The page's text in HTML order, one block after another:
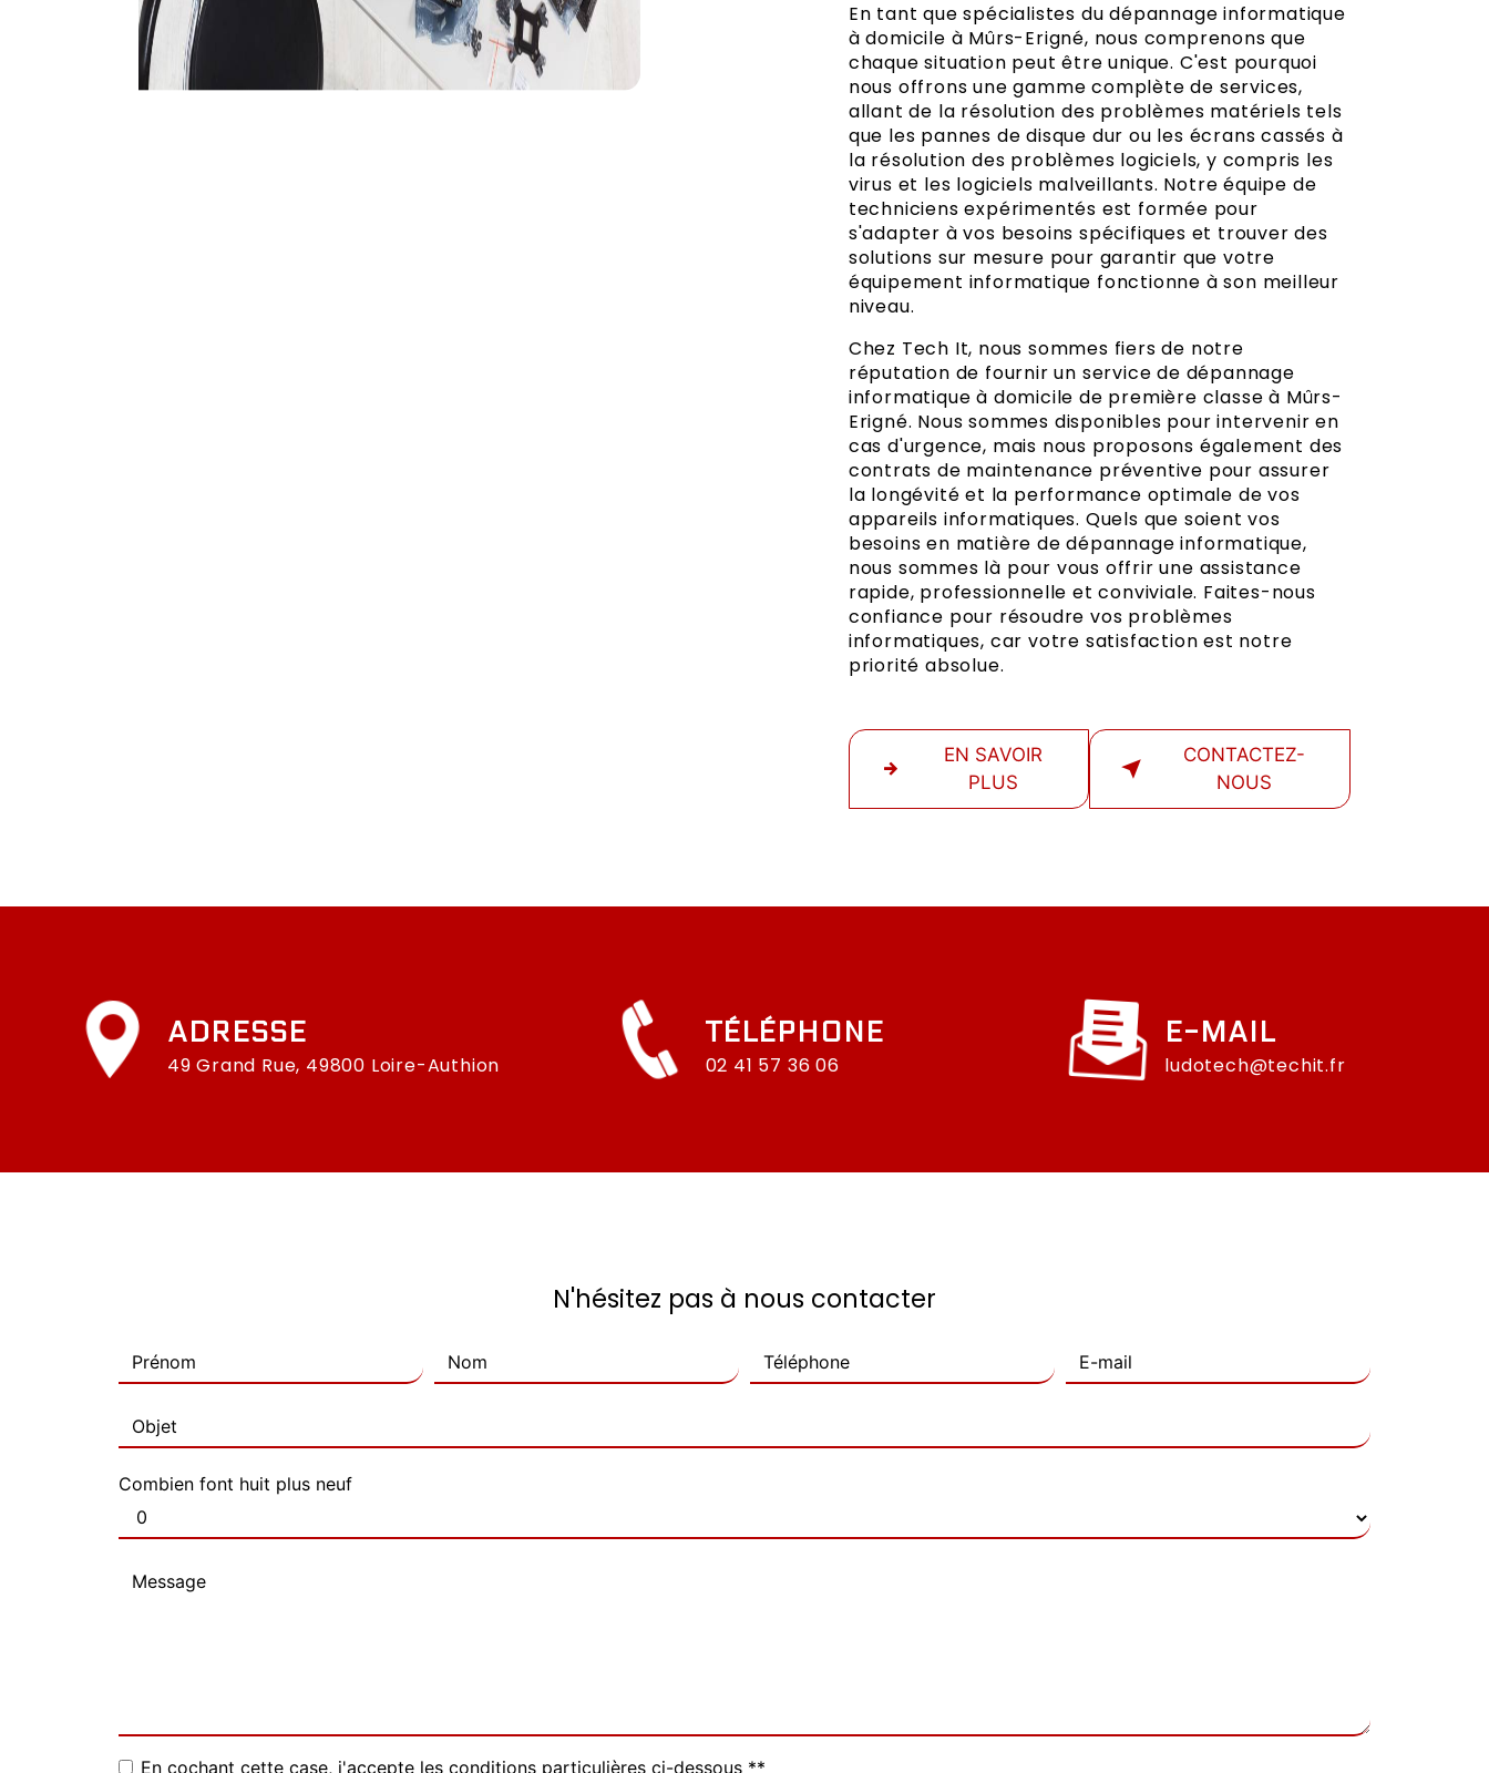
En tant que spécialistes du dépannage informatique
à domicile à Mûrs-Erigné, nous comprenons que
chaque situation peut être unique. C'est pourquoi
nous offrons une gamme complète de services,
allant de la résolution des problèmes matériels tels
que les pannes de disque dur ou les écrans cassés à
la résolution des problèmes logiciels, y compris les
virus et les logiciels malveillants. Notre équipe de
techniciens expérimentés est formée pour
s'adapter à vos besoins spécifiques et trouver des
solutions sur mesure pour garantir que votre
équipement informatique fonctionne à son meilleur
niveau.
Chez Tech It, nous sommes fiers de notre
réputation de fournir un service de dépannage
informatique à domicile de première classe à Mûrs-
Erigné. Nous sommes disponibles pour intervenir en
cas d'urgence, mais nous proposons également des
contrats de maintenance préventive pour assurer
la longévité et la performance optimale de vos
appareils informatiques. Quels que soient vos
besoins en matière de dépannage informatique,
nous sommes là pour vous offrir une assistance
rapide, professionnelle et conviviale. Faites-nous
confiance pour résoudre vos problèmes
informatiques, car votre satisfaction est notre
priorité absolue.
EN SAVOIR
PLUS
CONTACTEZ-
NOUS
ADRESSE
49 Grand Rue, 49800 Loire-Authion
TÉLÉPHONE
02 41 57 36 06
E-MAIL
ludotech@techit.fr
N'hésitez pas à nous contacter
Combien font huit plus neuf
En cochant cette case, j'accepte les conditions particulières ci-dessous **